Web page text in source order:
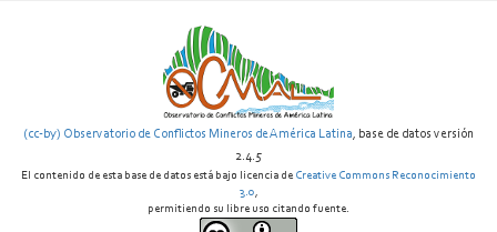
(cc-by) Observatorio de Conflictos Mineros de América Latina, base de datos versión
2.4.5
El contenido de esta base de datos está bajo licencia de Creative Commons Reconocimiento
3.0,
permitiendo su libre uso citando fuente.